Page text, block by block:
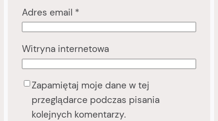
Adres email *
Witryna internetowa
Zapamiętaj moje dane w tej
przeglądarce podczas pisania
kolejnych komentarzy.